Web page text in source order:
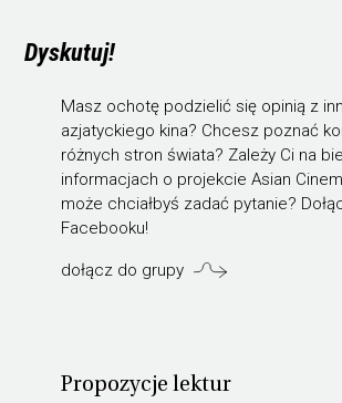
Dyskutuj!
Masz ochotę podzielić się opinią z
azjatyckiego kina? Chcesz poznać
różnych stron świata? Zależy Ci na
informacjach o projekcie Asian
może chciałbyś zadać pytanie?
Facebooku!
dołącz do grupy
Propozycje lektur